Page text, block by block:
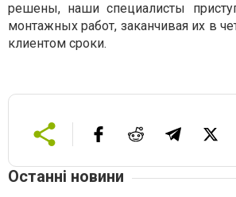
решены, наши специалисты
монтажных работ, заканчивая их в
клиентом сроки.
Останні новини